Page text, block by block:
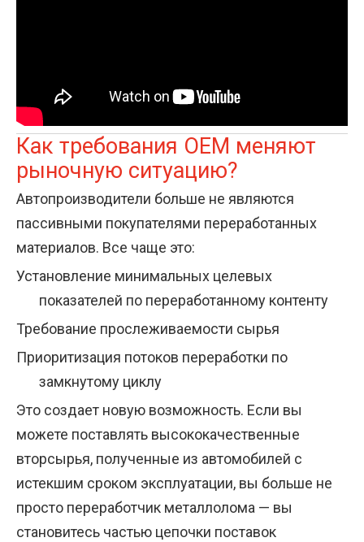
Как требования OEM меняют
рыночную ситуацию?
Автопроизводители больше не являются
пассивными покупателями переработанных
материалов. Все чаще это:
Установление минимальных целевых
показателей по переработанному контенту
Требование прослеживаемости сырья
Приоритизация потоков переработки по
замкнутому циклу
Это создает новую возможность. Если вы
можете поставлять высококачественные
вторсырья, полученные из автомобилей с
истекшим сроком эксплуатации, вы больше не
просто переработчик металлолома — вы
становитесь частью цепочки поставок